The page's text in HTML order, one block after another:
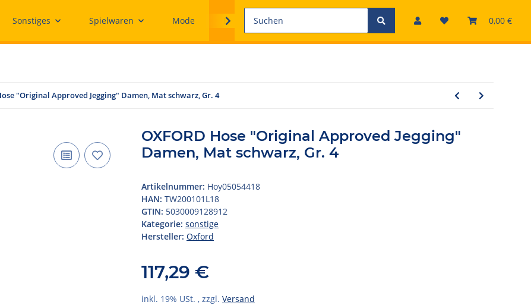
0,00 €
Sonstiges Spielwaren Mode Ersatzteile
"Original Approved Jegging" Damen, Mat schwarz, Gr. 4
OXFORD Hose "Original Approved Jegging"
Damen, Mat schwarz, Gr. 4
Artikelnummer: Hoy05054418
HAN: TW200101L18
GTIN: 5030009128912
Kategorie: sonstige
Hersteller: Oxford
117,29 €
inkl. 19% USt. , zzgl. Versand